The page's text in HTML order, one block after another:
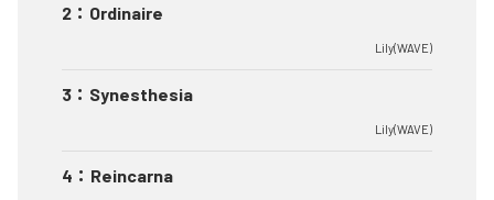
2 ： Ordinaire
Lily(WAVE)
3 ： Synesthesia
Lily(WAVE)
4 ： Reincarna